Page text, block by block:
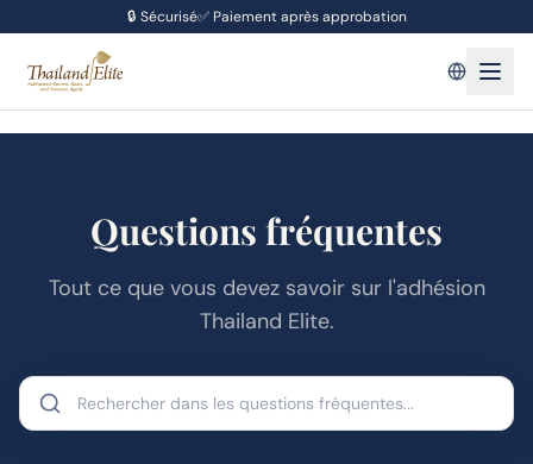
🔒 Sécurisé✅ Paiement après approbation
Questions fréquentes
Tout ce que vous devez savoir sur l'adhésion
Thailand Elite.